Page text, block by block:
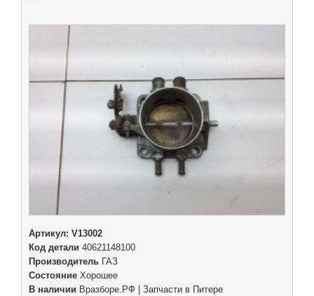
Артикул: V13002
Код детали 40621148100
Производитель ГАЗ
Состояние Хорошее
В наличии Вразборе.РФ | Запчасти в Питере